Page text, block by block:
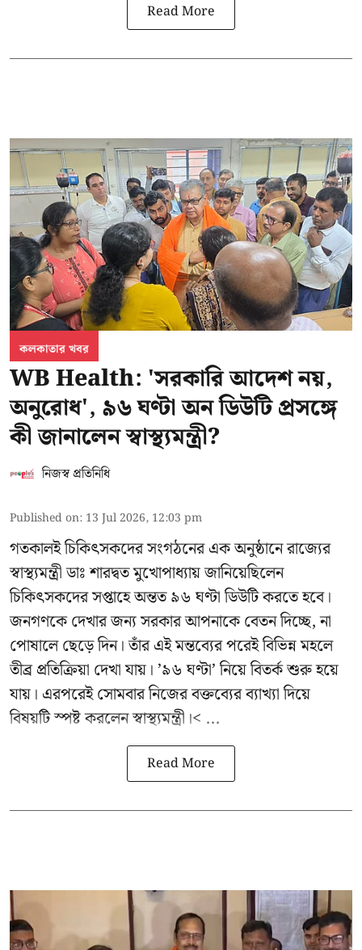
Read More
কলকাতার খবর
WB Health: 'সরকারি আদেশ নয়,
অনুরোধ', ৯৬ ঘণ্টা অন ডিউটি প্রসঙ্গে
কী জানালেন স্বাস্থ্যমন্ত্রী?
নিজস্ব প্রতিনিধি
Published on: 13 Jul 2026, 12:03 pm
গতকালই চিকিৎসকদের সংগঠনের এক অনুষ্ঠানে রাজ্যের
স্বাস্থ্যমন্ত্রী ডাঃ শারদ্বত মুখোপাধ্যায় জানিয়েছিলেন
চিকিৎসকদের সপ্তাহে অন্তত ৯৬ ঘণ্টা ডিউটি করতে হবে।
জনগণকে দেখার জন্য সরকার আপনাকে বেতন দিচ্ছে, না
পোষালে ছেড়ে দিন। তাঁর এই মন্তব্যের পরেই বিভিন্ন মহলে
তীব্র প্রতিক্রিয়া দেখা যায়। ’৯৬ ঘণ্টা’ নিয়ে বিতর্ক শুরু হয়ে
যায়। এরপরেই সোমবার নিজের বক্তব্যের ব্যাখ্যা দিয়ে
বিষয়টি স্পষ্ট করলেন স্বাস্থ্যমন্ত্রী।< ...
Read More